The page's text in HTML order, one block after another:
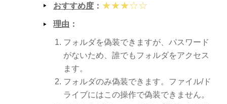
おすすめ度 ： ★★★☆☆
理由 ：
フォルダを偽装できますが、パスワード
がないため、誰でもフォルダをアクセス
ます。
フォルダのみ偽装できます。ファイル/ド
ライブにはこの操作で偽装できません。